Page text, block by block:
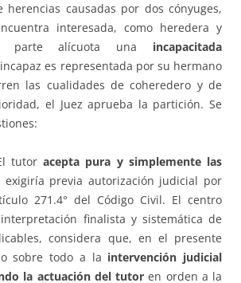
herencias causadas por dos cónyuges,
interesada, como heredera y
parte alícuota una incapacitada
es representada por su hermano
las cualidades de coheredero y de
el Juez aprueba la partición. Se
acepta pura y simplemente las
previa autorización judicial por
271.4° del Código Civil. El centro
finalista y sistemática de
considera que, en el presente
sobre todo a la intervención judicial
la actuación del tutor en orden a la